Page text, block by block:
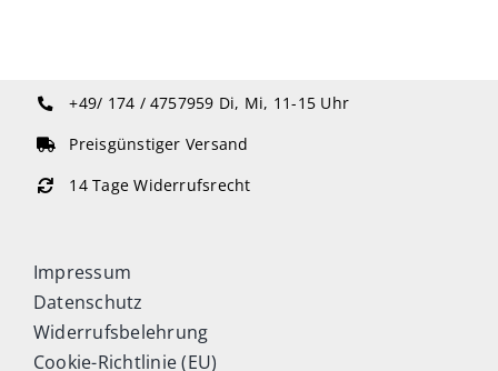
+49/ 174 / 4757959 Di, Mi, 11-15 Uhr
Preisgünstiger Versand
14 Tage Widerrufsrecht
Impressum
Datenschutz
Widerrufsbelehrung
Cookie-Richtlinie (EU)